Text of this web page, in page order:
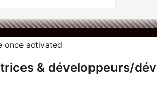
once activated
& développeurs/